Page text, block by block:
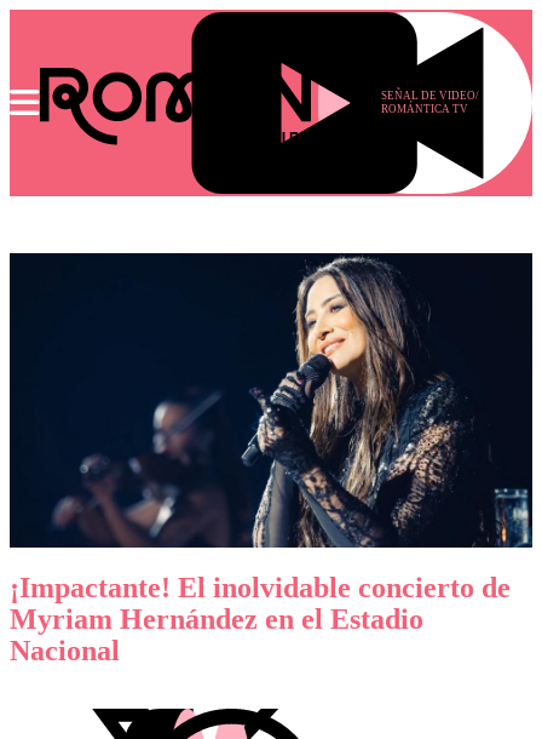
SEÑAL DE VIDEO/
ROMÁNTICA TV
¡Impactante! El inolvidable concierto de
Myriam Hernández en el Estadio
Nacional